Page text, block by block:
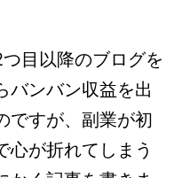
目以降のブログを
バンバン収益を出
ですが、副業が初
心が折れてしまう